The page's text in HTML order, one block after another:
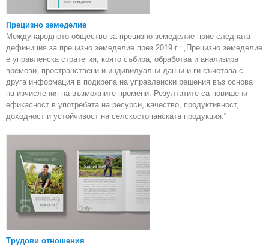
Прецизно земеделие
Международното общество за прецизно земеделие прие следната
дефиниция за прецизно земеделие през 2019 г.: „Прецизно земеделие
е управленска стратегия, която събира, обработва и анализира
времеви, пространствени и индивидуални данни и ги съчетава с
друга информация в подкрепа на управленски решения въз основа
на изчисления на възможните промени. Резултатите са повишени
ефикасност в употребата на ресурси, качество, продуктивност,
доходност и устойчивост на селскостопанската продукция.“
Трудови отношения